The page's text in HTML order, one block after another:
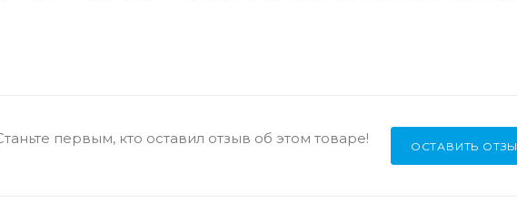
ОСТАВИТЬ
первым, кто оставил отзыв об этом товаре!